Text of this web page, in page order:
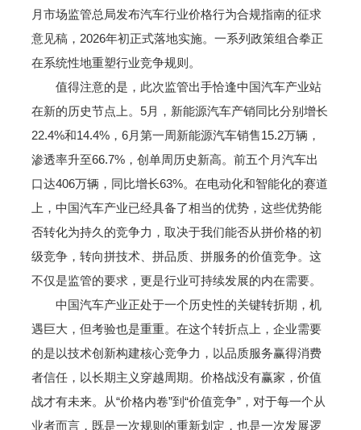
月市场监管总局发布汽车行业价格行为合规指南的征求
意见稿，2026年初正式落地实施。一系列政策组合拳正
在系统性地重塑行业竞争规则。
值得注意的是，此次监管出手恰逢中国汽车产业站
在新的历史节点上。5月，新能源汽车产销同比分别增长
22.4%和14.4%，6月第一周新能源汽车销售15.2万辆，
渗透率升至66.7%，创单周历史新高。前五个月汽车出
口达406万辆，同比增长63%。在电动化和智能化的赛道
上，中国汽车产业已经具备了相当的优势，这些优势能
否转化为持久的竞争力，取决于我们能否从拼价格的初
级竞争，转向拼技术、拼品质、拼服务的价值竞争。这
不仅是监管的要求，更是行业可持续发展的内在需要。
中国汽车产业正处于一个历史性的关键转折期，机
遇巨大，但考验也是重重。在这个转折点上，企业需要
的是以技术创新构建核心竞争力，以品质服务赢得消费
者信任，以长期主义穿越周期。价格战没有赢家，价值
战才有未来。从“价格内卷”到“价值竞争”，对于每一个从
业者而言，既是一次规则的重新划定，也是一次发展逻